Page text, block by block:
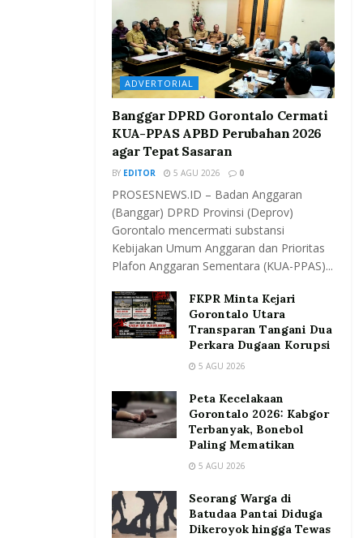
ADVERTORIAL
Banggar DPRD Gorontalo Cermati
KUA-PPAS APBD Perubahan 2026
agar Tepat Sasaran
BY EDITOR 5 AGU 2026 0
PROSESNEWS.ID – Badan Anggaran
(Banggar) DPRD Provinsi (Deprov)
Gorontalo mencermati substansi
Kebijakan Umum Anggaran dan Prioritas
Plafon Anggaran Sementara (KUA-PPAS)...
FKPR Minta Kejari
Gorontalo Utara
Transparan Tangani Dua
Perkara Dugaan Korupsi
5 AGU 2026
Peta Kecelakaan
Gorontalo 2026: Kabgor
Terbanyak, Bonebol
Paling Mematikan
5 AGU 2026
Seorang Warga di
Batudaa Pantai Diduga
Dikeroyok hingga Tewas